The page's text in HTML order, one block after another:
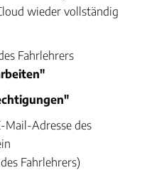
wieder vollständig
Fahrlehrers
Mail-Adresse des
Fahrlehrers)